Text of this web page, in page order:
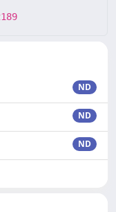
ND
ND
ND